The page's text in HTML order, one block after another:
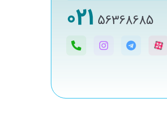
56368685
021